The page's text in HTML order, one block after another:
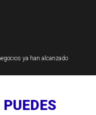
ya han alcanzado